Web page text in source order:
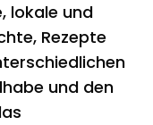
lokale und
Rezepte
und den